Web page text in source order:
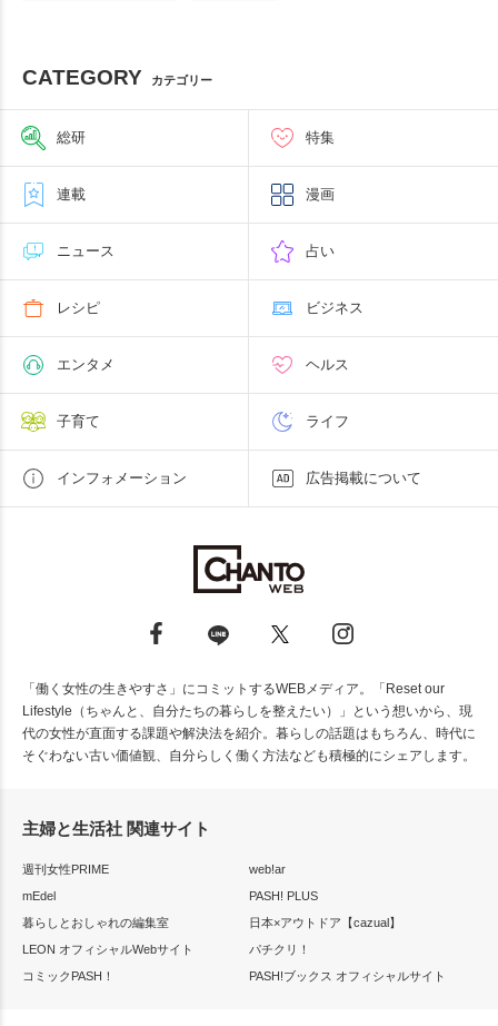
CATEGORY カテゴリー
総研 特集
連載 漫画
ニュース 占い
レシピ ビジネス
エンタメ ヘルス
子育て ライフ
インフォメーション 広告掲載について
「働く女性の生きやすさ」にコミットするWEBメディア。「Reset our
Lifestyle（ちゃんと、自分たちの暮らしを整えたい）」という想いから、現
代の女性が直面する課題や解決法を紹介。暮らしの話題はもちろん、時代に
そぐわない古い価値観、自分らしく働く方法なども積極的にシェアします。
主婦と生活社 関連サイト
週刊女性PRIME
web!ar
mEdel
PASH! PLUS
暮らしとおしゃれの編集室
日本×アウトドア【cazual】
LEON オフィシャルWebサイト
パチクリ！
コミックPASH！
PASH!ブックス オフィシャルサイト